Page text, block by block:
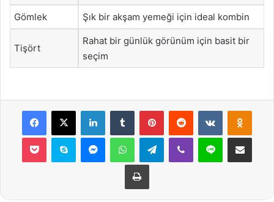
Gömlek Şık bir akşam yemeği için ideal kombin
Tişört
Rahat bir günlük görünüm için basit bir
seçim
Facebook
X LinkedInTumblr PinterestReddit VKontakte
Pocket Skype MessengerWhatsAppTelegramViber Line E-Posta ile
Yazdır